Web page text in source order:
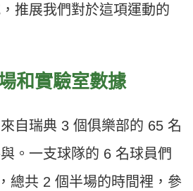
推展我們對於這項運動的
和實驗室數據
自瑞典 3 個俱樂部的 65 名
。一支球隊的 6 名球員們
總共 2 個半場的時間裡，參